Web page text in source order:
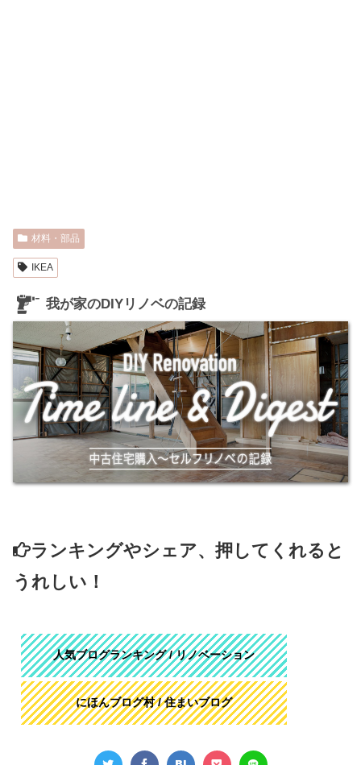
材料・部品
IKEA
我が家のDIYリノベの記録
ランキングやシェア、押してくれると
うれしい！
人気ブログランキング / リノベーション
にほんブログ村 / 住まいブログ